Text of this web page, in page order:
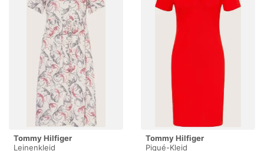
Tommy Hilfiger
Leinenkleid
Tommy Hilfiger
Piqué-Kleid